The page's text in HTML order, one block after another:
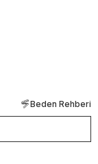
Beden Rehberi